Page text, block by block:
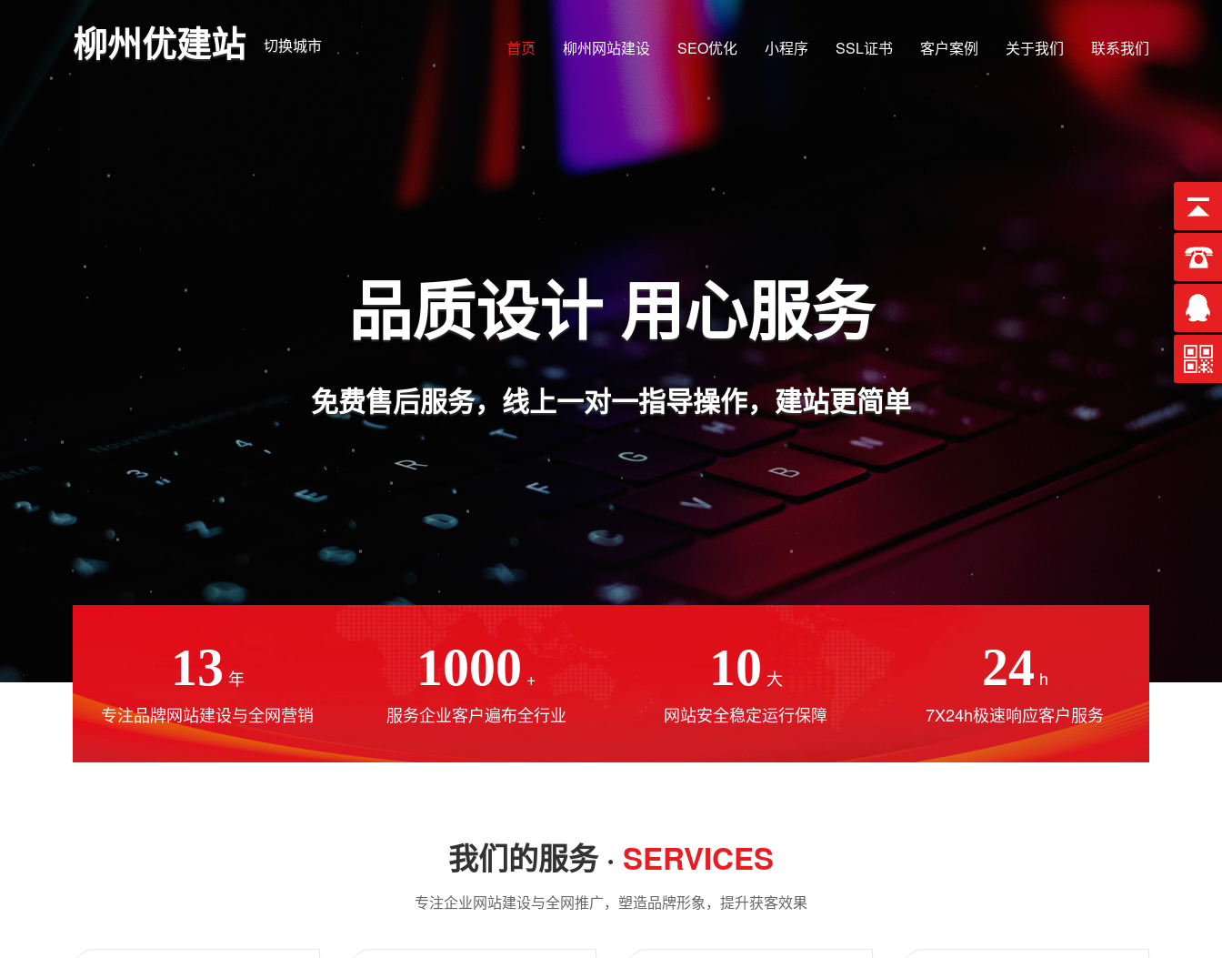
柳州优建站 切换城市 首页 柳州网站建设 SEO优化 小程序 SSL证书 客户案例 关于我们 联系我们
品质设计 用心服务
免费售后服务，线上一对一指导操作，建站更简单
13 年
专注品牌网站建设与全网营销
1000 +
服务企业客户遍布全行业
10 大
网站安全稳定运行保障
24 h
7X24h极速响应客户服务
我们的服务 · SERVICES
专注企业网站建设与全网推广，塑造品牌形象，提升获客效果